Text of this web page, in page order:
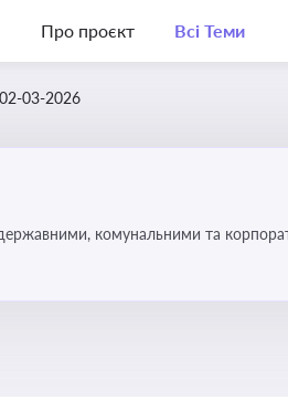
Про проєкт Всі Теми
02-03-2026
комунальними та
підприємств і держави